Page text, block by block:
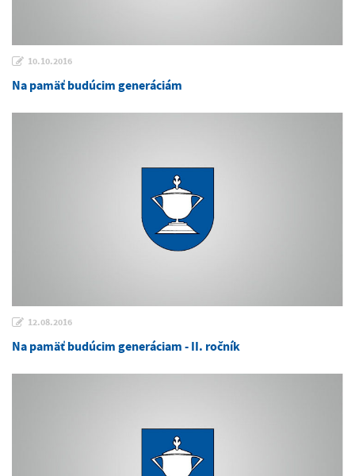
10.10.2016
Na pamäť budúcim generáciám
12.08.2016
Na pamäť budúcim generáciam - II. ročník